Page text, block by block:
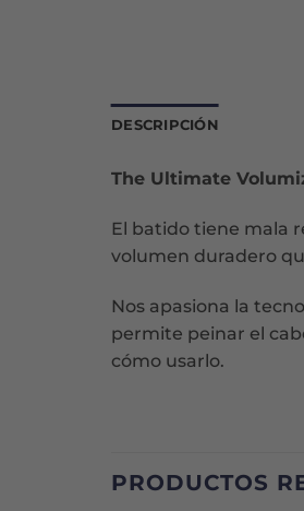
DESCRIPCIÓN
The Ultimate
El batido tiene mala
volumen duradero
Nos apasiona la
permite peinar el
cómo usarlo.
PRODUCTOS